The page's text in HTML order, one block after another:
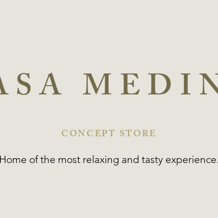
CONCEPT STORE
of the most relaxing and tasty